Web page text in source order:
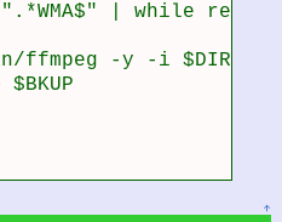
| while read
ffmpeg -y -i $DIR/
$BKUP
↑